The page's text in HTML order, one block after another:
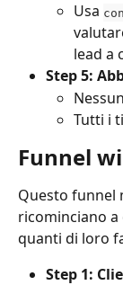
Usa
lead a
Step 5:
Tutti i
Funnel
Questo funnel
ricominciano
quanti di loro
Step 1: